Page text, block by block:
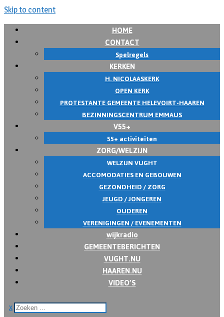
Skip to content
HOME
CONTACT
Spelregels
KERKEN
H. NICOLAASKERK
OPEN KERK
PROTESTANTE GEMEENTE HELEVOIRT-HAAREN
BEZINNINGSCENTRUM EMMAUS
V55+
55+ activiteiten
ZORG/WELZIJN
WELZIJN VUGHT
ACCOMODATIES EN GEBOUWEN
GEZONDHEID / ZORG
JEUGD / JONGEREN
OUDEREN
VERENIGINGEN / EVENEMENTEN
wijkradio
GEMEENTEBERICHTEN
VUGHT.NU
HAAREN.NU
VIDEO’S
x